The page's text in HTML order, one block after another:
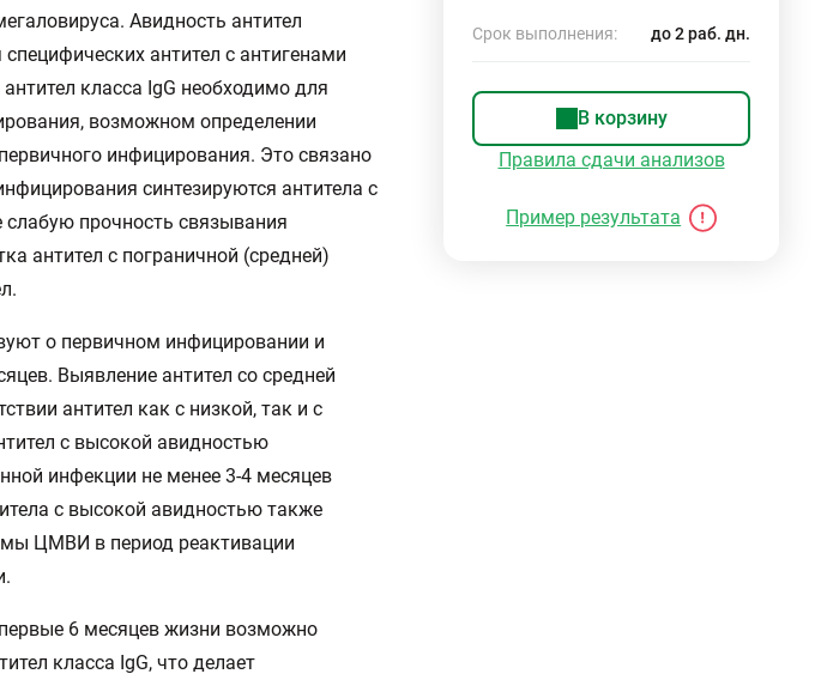
Авидность антител
антител с антигенами
класса IgG необходимо для
возможном определении
инфицирования. Это связано
синтезируются антитела с
прочность связывания
антител с пограничной (средней)
о первичном инфицировании и
Выявление антител со средней
антител как с низкой, так и с
с высокой авидностью
инфекции не менее 3-4 месяцев
с высокой авидностью также
ЦМВИ в период реактивации
6 месяцев жизни возможно
класса IgG, что делает
Срок выполнения: до 2 раб. дн.
В корзину
Правила сдачи анализов
Пример результата